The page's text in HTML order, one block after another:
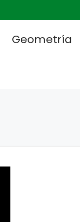
Geometría